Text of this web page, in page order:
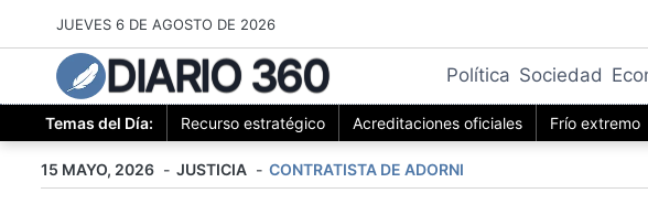
al
contenido
JUEVES 6 DE AGOSTO DE 2026
DIARIO 360 Política Sociedad
Temas del Día: Recurso estratégico Acreditaciones oficiales Frío extremo
15 MAYO, 2026 JUSTICIA CONTRATISTA DE ADORNI